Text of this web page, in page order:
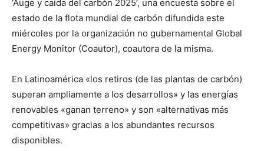
‘Auge y caída del carbón 2025’, una encuesta sobre el
estado de la flota mundial de carbón difundida este
miércoles por la organización no gubernamental Global
Energy Monitor (Coautor), coautora de la misma.
En Latinoamérica «los retiros (de las plantas de carbón)
superan ampliamente a los desarrollos» y las energías
renovables «ganan terreno» y son «alternativas más
competitivas» gracias a los abundantes recursos
disponibles.